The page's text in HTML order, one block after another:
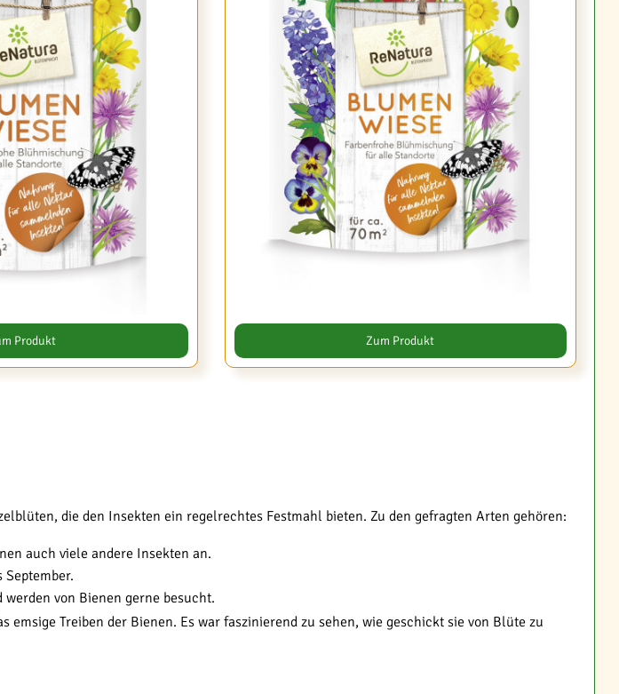
Produkt Zum Produkt
die den Insekten ein regelrechtes Festmahl bieten. Zu den gefragten Arten gehören:
auch viele andere Insekten an.
von Bienen gerne besucht.
Treiben der Bienen. Es war faszinierend zu sehen, wie geschickt sie von Blüte zu